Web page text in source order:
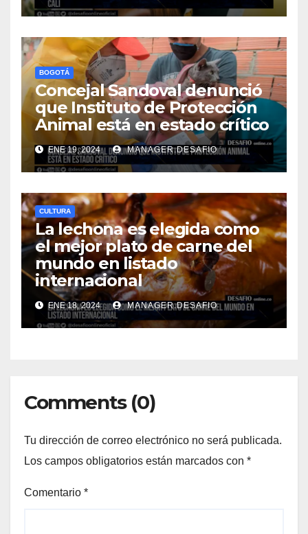
BOGOTÁ
Concejal Sandoval denunció
que Instituto de Protección
Animal está en estado crítico
ENE 19, 2024 MANAGER.DESAFIO
CULTURA
La lechona es elegida como
el mejor plato de carne del
mundo en listado
internacional
ENE 18, 2024 MANAGER.DESAFIO
Comments (0)
Tu dirección de correo electrónico no será publicada.
Los campos obligatorios están marcados con *
Comentario *